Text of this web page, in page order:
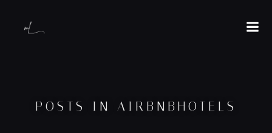
POSTS IN AIRBNBHOTELS